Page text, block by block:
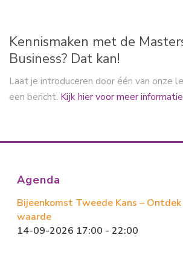
Kennismaken met de
Business? Dat kan!
Laat je introduceren door één van onze
een bericht. Kijk hier voor meer
Agenda
Bijeenkomst Tweede Kans –
waarde
14-09-2026 17:00 - 22:00